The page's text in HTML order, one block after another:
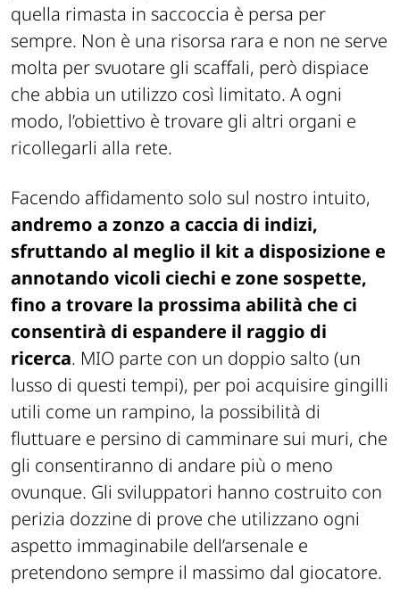
quella rimasta in saccoccia è persa per
sempre. Non è una risorsa rara e non ne serve
molta per svuotare gli scaffali, però dispiace
che abbia un utilizzo così limitato. A ogni
modo, l’obiettivo è trovare gli altri organi e
ricollegarli alla rete.
Facendo affidamento solo sul nostro intuito,
andremo a zonzo a caccia di indizi,
sfruttando al meglio il kit a disposizione e
annotando vicoli ciechi e zone sospette,
fino a trovare la prossima abilità che ci
consentirà di espandere il raggio di
ricerca. MIO parte con un doppio salto (un
lusso di questi tempi), per poi acquisire gingilli
utili come un rampino, la possibilità di
fluttuare e persino di camminare sui muri, che
gli consentiranno di andare più o meno
ovunque. Gli sviluppatori hanno costruito con
perizia dozzine di prove che utilizzano ogni
aspetto immaginabile dell’arsenale e
pretendono sempre il massimo dal giocatore.